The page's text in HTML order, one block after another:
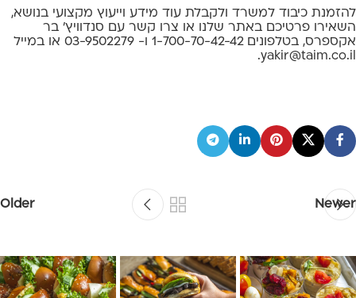
להזמנת כיבוד למשרד ולקבלת עוד מידע וייעוץ מקצועי בנושא,
השאירו פרטיכם באתר שלנו או צרו קשר עם סנדוויץ’ בר
אקספרס, בטלפונים 1-700-70-42-42 ו- 03-9502279 או במייל
yakir@taim.co.il
.
Newer
Older